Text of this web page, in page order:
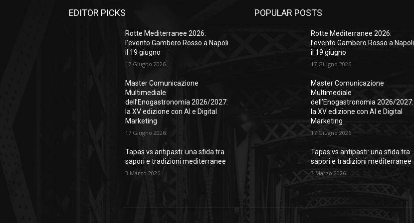
EDITOR PICKS
Rotte Mediterranee 2026:
l’evento Gambero Rosso a Napoli
il 19 giugno
17 Giugno 2026
Master Comunicazione
Multimediale
dell’Enogastronomia 2026/2027:
la XV edizione con AI e Digital
Marketing
17 Giugno 2026
Tapas vs antipasti: una sfida tra
sapori e tradizioni mediterranee
3 Marzo 2026
POPULAR POSTS
Rotte Mediterranee 2026:
l’evento Gambero Rosso a Napoli
il 19 giugno
17 Giugno 2026
Master Comunicazione
Multimediale
dell’Enogastronomia 2026/2027:
la XV edizione con AI e Digital
Marketing
17 Giugno 2026
Tapas vs antipasti: una sfida tra
sapori e tradizioni mediterranee
3 Marzo 2026